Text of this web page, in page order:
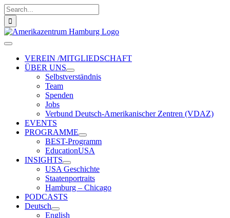
Zum
Inhalt
springen
Suche
nach:
Toggle
NavigationVEREIN /MITGLIEDSCHAFT
ÜBER UNS
Selbstverständnis
Team
Spenden
Jobs
Verbund Deutsch-Amerikanischer Zentren (VDAZ)
EVENTS
PROGRAMME
BEST-Programm
EducationUSA
INSIGHTS
USA Geschichte
Staatenportraits
Hamburg – Chicago
PODCASTS
Deutsch
English